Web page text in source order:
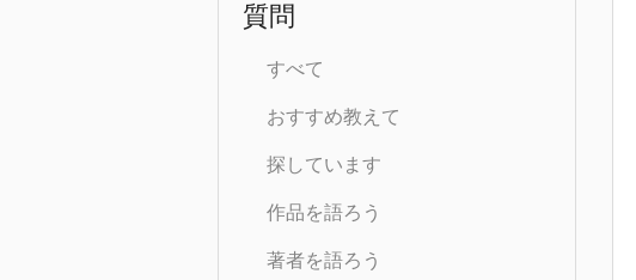
質問
すべて
おすすめ教えて
探しています
作品を語ろう
著者を語ろう